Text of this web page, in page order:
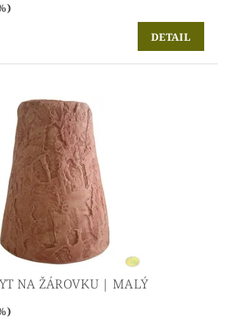
DETAIL
NA ŽÁROVKU | MALÝ